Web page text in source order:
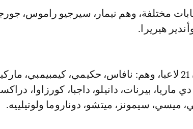
إصابات مختلفة، وهم نيمار، سيرجيو راموس،
هيريرا.
وتضم قائمة سان جيرمان 21 لاعبا، وهم: نافاس، حكيمي، كيمبيمبي،
ماريا، بيرنات، دانيلو، داجبا، كورزاوا،
ميسي، سيمونز، ميتشو، دوناروما ولوتيلييه.